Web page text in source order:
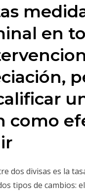
en
como
dos divisas es la
tipos de cambios: